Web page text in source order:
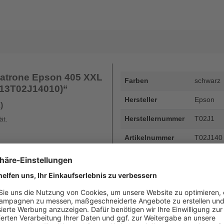
Epson 405 XXL
Farben schwarz
Hersteller Epson
Herstellernummer T02J1
Artikelnummer T02J140
Seitenergiebigkeit bis zu
Beschreibung
2.200